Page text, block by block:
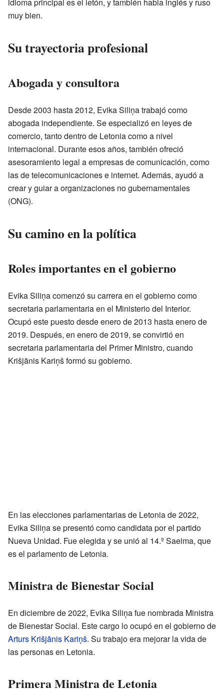
muy bien.
Su trayectoria profesional
Abogada y consultora
Desde 2003 hasta 2012, Evika Siliņa trabajó como
abogada independiente. Se especializó en leyes de
comercio, tanto dentro de Letonia como a nivel
internacional. Durante esos años, también ofreció
asesoramiento legal a empresas de comunicación, como
las de telecomunicaciones e internet. Además, ayudó a
crear y guiar a organizaciones no gubernamentales
(ONG).
Su camino en la política
Roles importantes en el gobierno
Evika Siliņa comenzó su carrera en el gobierno como
secretaria parlamentaria en el Ministerio del Interior.
Ocupó este puesto desde enero de 2013 hasta enero de
2019. Después, en enero de 2019, se convirtió en
secretaria parlamentaria del Primer Ministro, cuando
Krišjānis Kariņš formó su gobierno.
En las elecciones parlamentarias de Letonia de 2022,
Evika Siliņa se presentó como candidata por el partido
Nueva Unidad. Fue elegida y se unió al 14.º Saeima, que
es el parlamento de Letonia.
Ministra de Bienestar Social
En diciembre de 2022, Evika Siliņa fue nombrada Ministra
de Bienestar Social. Este cargo lo ocupó en el gobierno de
Arturs Krišjānis Kariņš. Su trabajo era mejorar la vida de
las personas en Letonia.
Primera Ministra de Letonia